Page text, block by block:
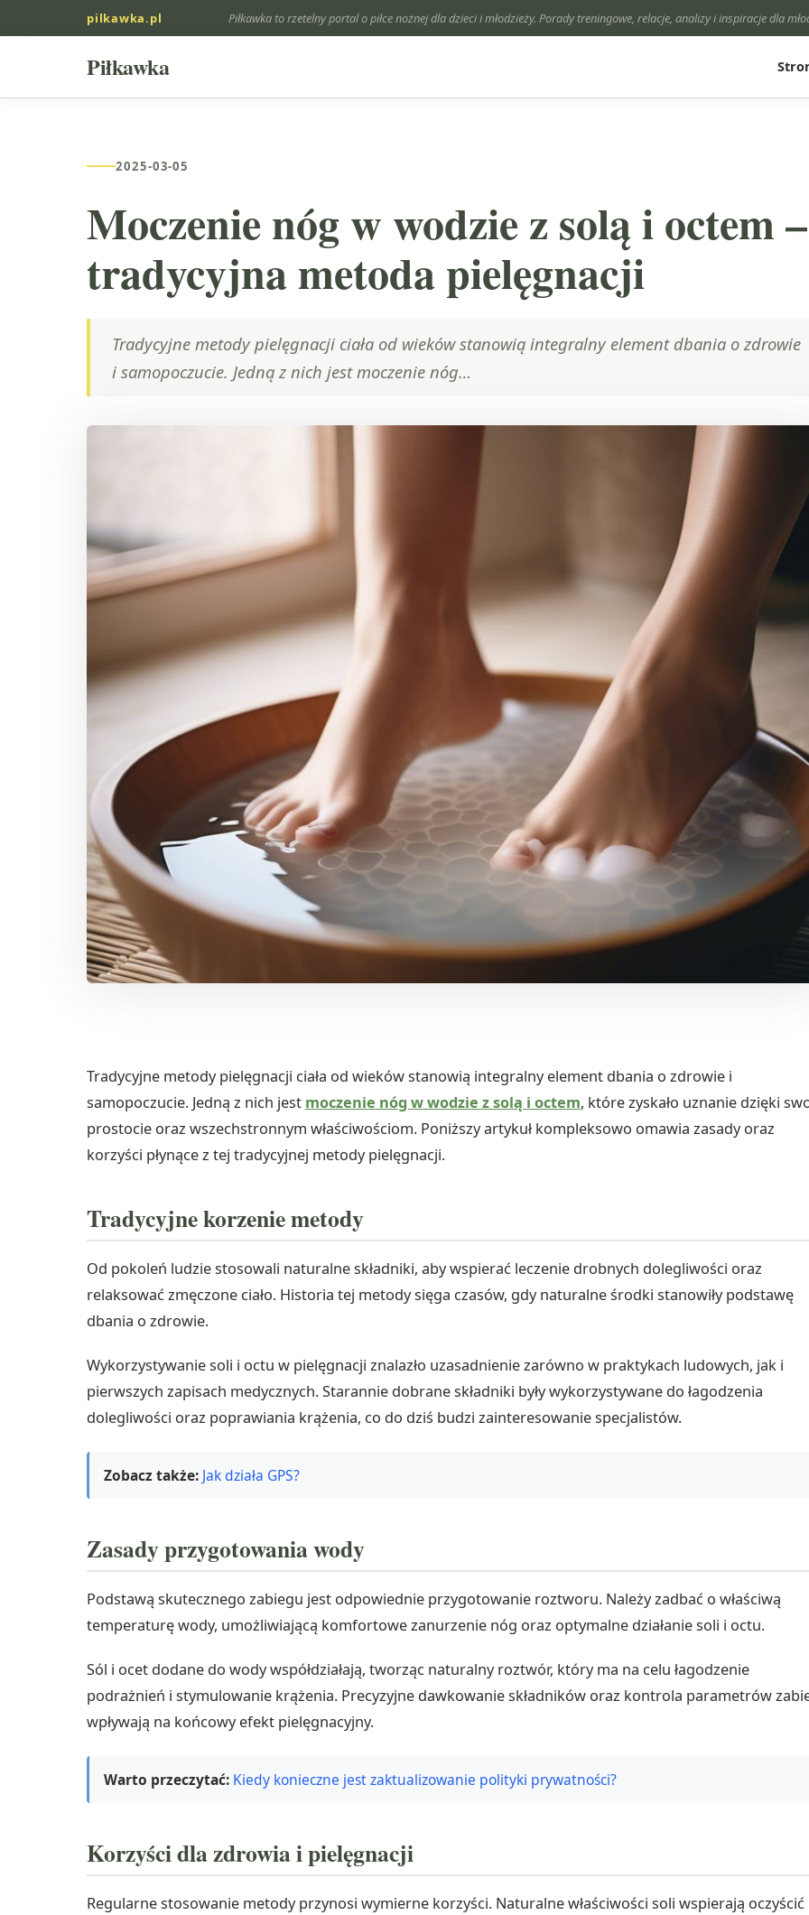
pilkawka.pl Piłkawka to rzetelny portal o piłce nożnej dla dzieci i młodzieży. Porady treningowe, relacje, analizy i inspiracje dla
Piłkawka
2025-03-05
Moczenie nóg w wodzie z solą i octem –
tradycyjna metoda pielęgnacji
Tradycyjne metody pielęgnacji ciała od wieków stanowią integralny element dbania o zdrowie
i samopoczucie. Jedną z nich jest moczenie nóg…
Tradycyjne metody pielęgnacji ciała od wieków stanowią integralny element dbania o zdrowie i
samopoczucie. Jedną z nich jest moczenie nóg w wodzie z solą i octem, które zyskało uznanie dzięki
prostocie oraz wszechstronnym właściwościom. Poniższy artykuł kompleksowo omawia zasady oraz
korzyści płynące z tej tradycyjnej metody pielęgnacji.
Tradycyjne korzenie metody
Od pokoleń ludzie stosowali naturalne składniki, aby wspierać leczenie drobnych dolegliwości oraz
relaksować zmęczone ciało. Historia tej metody sięga czasów, gdy naturalne środki stanowiły podstawę
dbania o zdrowie.
Wykorzystywanie soli i octu w pielęgnacji znalazło uzasadnienie zarówno w praktykach ludowych, jak i
pierwszych zapisach medycznych. Starannie dobrane składniki były wykorzystywane do łagodzenia
dolegliwości oraz poprawiania krążenia, co do dziś budzi zainteresowanie specjalistów.
Zobacz także: Jak działa GPS?
Zasady przygotowania wody
Podstawą skutecznego zabiegu jest odpowiednie przygotowanie roztworu. Należy zadbać o właściwą
temperaturę wody, umożliwiającą komfortowe zanurzenie nóg oraz optymalne działanie soli i octu.
Sól i ocet dodane do wody współdziałają, tworząc naturalny roztwór, który ma na celu łagodzenie
podrażnień i stymulowanie krążenia. Precyzyjne dawkowanie składników oraz kontrola parametrów
wpływają na końcowy efekt pielęgnacyjny.
Warto przeczytać: Kiedy konieczne jest zaktualizowanie polityki prywatności?
Korzyści dla zdrowia i pielęgnacji
Regularne stosowanie metody przynosi wymierne korzyści. Naturalne właściwości soli wspierają oczyścić